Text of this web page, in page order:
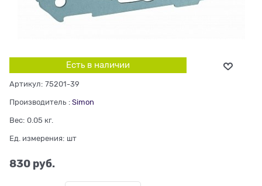
Есть в наличии
Артикул: 75201-39
Производитель : Simon
Вес: 0.05 кг.
Ед. измерения: шт
830 руб.